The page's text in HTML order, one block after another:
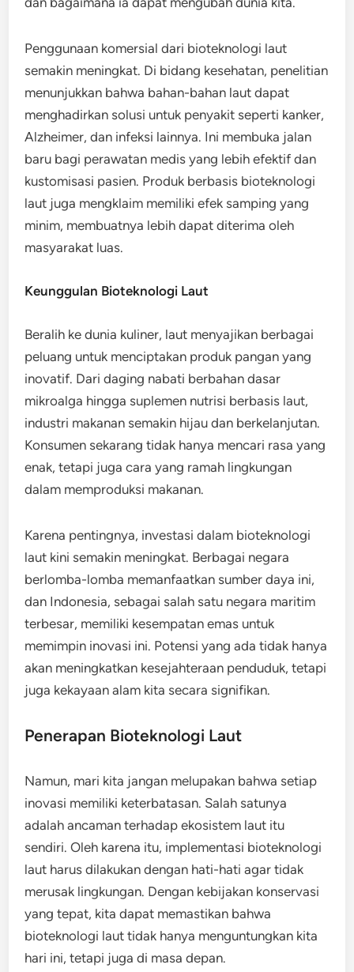
Penggunaan komersial dari bioteknologi laut
semakin meningkat. Di bidang kesehatan, penelitian
menunjukkan bahwa bahan-bahan laut dapat
menghadirkan solusi untuk penyakit seperti kanker,
Alzheimer, dan infeksi lainnya. Ini membuka jalan
baru bagi perawatan medis yang lebih efektif dan
kustomisasi pasien. Produk berbasis bioteknologi
laut juga mengklaim memiliki efek samping yang
minim, membuatnya lebih dapat diterima oleh
masyarakat luas.
Keunggulan Bioteknologi Laut
Beralih ke dunia kuliner, laut menyajikan berbagai
peluang untuk menciptakan produk pangan yang
inovatif. Dari daging nabati berbahan dasar
mikroalga hingga suplemen nutrisi berbasis laut,
industri makanan semakin hijau dan berkelanjutan.
Konsumen sekarang tidak hanya mencari rasa yang
enak, tetapi juga cara yang ramah lingkungan
dalam memproduksi makanan.
Karena pentingnya, investasi dalam bioteknologi
laut kini semakin meningkat. Berbagai negara
berlomba-lomba memanfaatkan sumber daya ini,
dan Indonesia, sebagai salah satu negara maritim
terbesar, memiliki kesempatan emas untuk
memimpin inovasi ini. Potensi yang ada tidak hanya
akan meningkatkan kesejahteraan penduduk, tetapi
juga kekayaan alam kita secara signifikan.
Penerapan Bioteknologi Laut
Namun, mari kita jangan melupakan bahwa setiap
inovasi memiliki keterbatasan. Salah satunya
adalah ancaman terhadap ekosistem laut itu
sendiri. Oleh karena itu, implementasi bioteknologi
laut harus dilakukan dengan hati-hati agar tidak
merusak lingkungan. Dengan kebijakan konservasi
yang tepat, kita dapat memastikan bahwa
bioteknologi laut tidak hanya menguntungkan kita
hari ini, tetapi juga di masa depan.